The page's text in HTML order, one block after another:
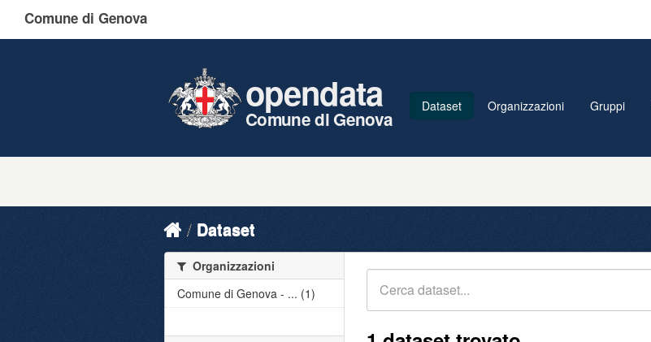
Comune di Genova
opendata
Comune di Genova
Dataset Organizzazioni Gruppi
Dataset
Organizzazioni
Comune di Genova - ... (1)